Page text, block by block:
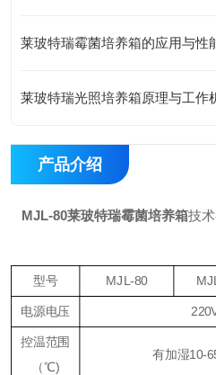
莱玻特瑞霉菌培养箱的应用与性
莱玻特瑞光照培养箱原理与工作
产品介绍
MJL-80莱玻特瑞霉菌培养箱技术
型号 MJL-80
电源电压
控温范围
（℃)
有加湿10-